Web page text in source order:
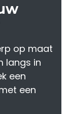
op maat
langs in
een
een